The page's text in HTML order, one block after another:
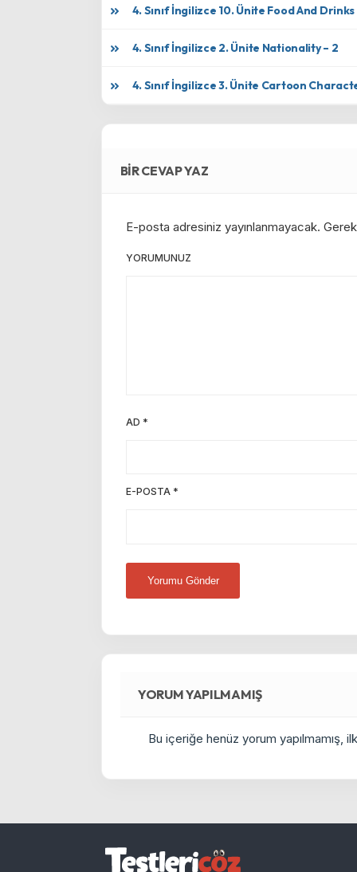
4. Sınıf İngilizce 10. Ünite Food And Drinks
4. Sınıf İngilizce 2. Ünite Nationality – 2
4. Sınıf İngilizce 3. Ünite Cartoon
BIR CEVAP YAZ
E-posta adresiniz yayınlanmayacak.
YORUMUNUZ
AD *
E-POSTA *
YORUM YAPILMAMIŞ
Bu içeriğe henüz yorum yapılmamış,